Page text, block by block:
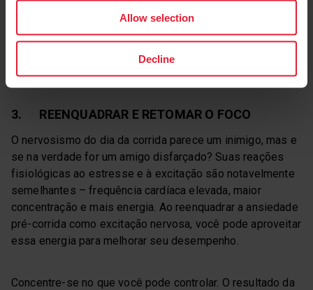
Allow selection
Decline
mas também o seu bem-estar mental. Ao reservar um
tempo para se desconectar e recarregar as energias, você
retornará aos treinos e competições sentindo-se
revigorado e pronto para conquistar seus objetivos.
3. REENQUADRAR E RETOMAR O FOCO
O nervosismo do dia da corrida parece um inimigo, mas e
se na verdade for um amigo disfarçado? Suas reações
fisiológicas ao estresse e à excitação são notavelmente
semelhantes – frequência cardíaca elevada, maior
concentração e mais energia. Ao reenquadrar a ansiedade
pré-corrida como excitação nervosa, você pode aproveitar
essa energia para melhorar seu desempenho.
Concentre-se no que você pode controlar. O resultado da